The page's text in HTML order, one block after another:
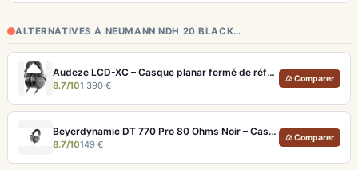
ALTERNATIVES À NEUMANN NDH 20 BLACK…
Audeze LCD-XC – Casque planar fermé de référence pour studio et audiophile
8.7/101 390 €
⚖ Comparer
Beyerdynamic DT 770 Pro 80 Ohms Noir – Casque studio fermé pour monitoring précis
8.7/10149 €
⚖ Comparer